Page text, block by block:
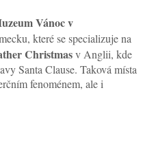
Vánoc v
které se specializuje na
Christmasv Anglii, kde
Santa Clause. Taková místa
fenoménem, ale i